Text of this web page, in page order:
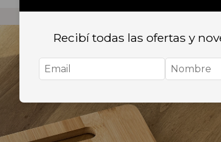
Recibí todas las ofertas y